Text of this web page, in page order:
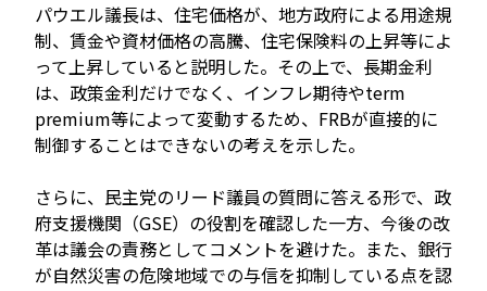
パウエル議長は、住宅価格が、地方政府による用途規
制、賃金や資材価格の高騰、住宅保険料の上昇等によ
って上昇していると説明した。その上で、長期金利
は、政策金利だけでなく、インフレ期待やterm
premium等によって変動するため、FRBが直接的に
制御することはできないの考えを示した。
さらに、民主党のリード議員の質問に答える形で、政
府支援機関（GSE）の役割を確認した一方、今後の改
革は議会の責務としてコメントを避けた。また、銀行
が自然災害の危険地域での与信を抑制している点を認